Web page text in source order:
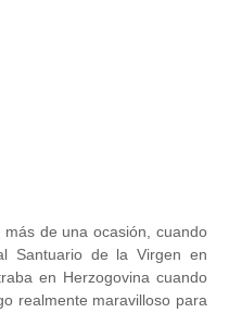
de una ocasión, cuando
Santuario de la Virgen en
en Herzogovina cuando
realmente maravilloso para